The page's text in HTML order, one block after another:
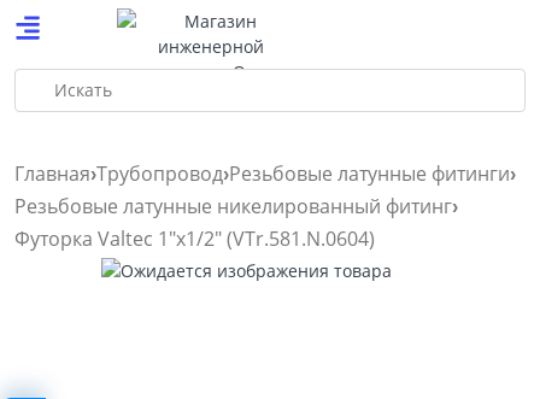
Искать
Главная Трубопровод Резьбовые латунные фитинги
Резьбовые латунные никелированный фитинг
Футорка Valtec 1″х1/2″ (VTr.581.N.0604)